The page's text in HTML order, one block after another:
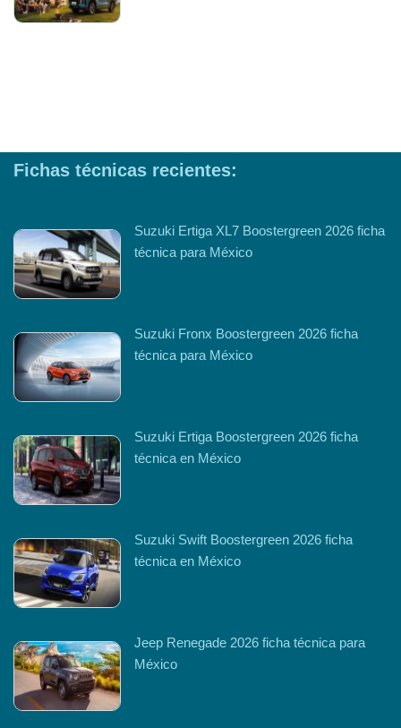
Fichas técnicas recientes:
Suzuki Ertiga XL7 Boostergreen 2026 ficha
técnica para México
Suzuki Fronx Boostergreen 2026 ficha
técnica para México
Suzuki Ertiga Boostergreen 2026 ficha
técnica en México
Suzuki Swift Boostergreen 2026 ficha
técnica en México
Jeep Renegade 2026 ficha técnica para
México